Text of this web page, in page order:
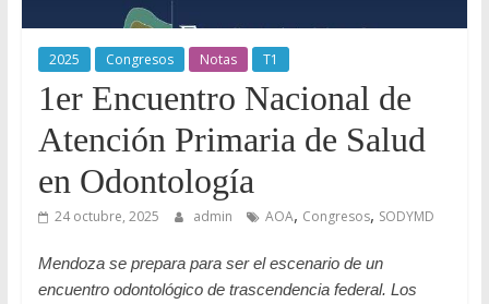
2025 Congresos Notas T1
1er Encuentro Nacional de
Atención Primaria de Salud
en Odontología
24 octubre, 2025 admin AOA, Congresos, SODYMD
Mendoza se prepara para ser el escenario de un
encuentro odontológico de trascendencia federal. Los